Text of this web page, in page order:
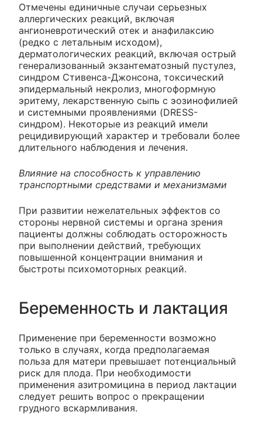
Отмечены единичные случаи серьезных
аллергических реакций, включая
ангионевротический отек и анафилаксию
(редко с летальным исходом),
дерматологических реакций, включая острый
генерализованный экзантематозный пустулез,
синдром Стивенса-Джонсона, токсический
эпидермальный некролиз, многоформную
эритему, лекарственную сыпь с эозинофилией
и системными проявлениями (DRESS-
синдром). Некоторые из реакций имели
рецидивирующий характер и требовали более
длительного наблюдения и лечения.
Влияние на способность к управлению
транспортными средствами и механизмами
При развитии нежелательных эффектов со
стороны нервной системы и органа зрения
пациенты должны соблюдать осторожность
при выполнении действий, требующих
повышенной концентрации внимания и
быстроты психомоторных реакций.
Беременность и лактация
Применение при беременности возможно
только в случаях, когда предполагаемая
польза для матери превышает потенциальный
риск для плода. При необходимости
применения азитромицина в период лактации
следует решить вопрос о прекращении
грудного вскармливания.